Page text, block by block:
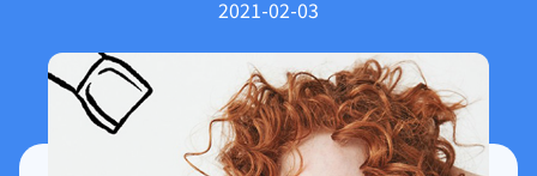
成為合作夥伴
聯絡我們
2021-02-03